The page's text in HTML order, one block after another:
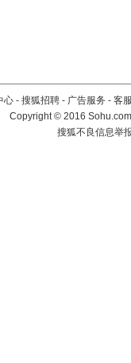
心 - 搜狐招聘 - 广告服务 - 客
Copyright©2016
搜狐不良信息举